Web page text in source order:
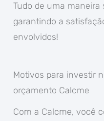
Tudo de uma maneira
garantindo a
envolvidos!
Motivos para investir
orçamento Calcme
Com a Calcme, você